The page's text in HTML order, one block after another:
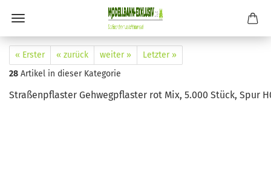
« Erster « zurück weiter »
Letzter »
28 Artikel in dieser Kategorie
Straßenpflaster Gehwegpflaster rot Mix, 5.000 Stück, Spur